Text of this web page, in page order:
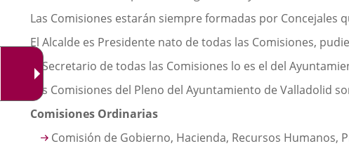
Las Comisiones estarán siempre formadas por
El Alcalde es Presidente nato de todas las Comisiones,
El Secretario de todas las Comisiones lo es el del
Las Comisiones del Pleno del Ayuntamiento de Valladolid
Comisiones Ordinarias
Comisión de Gobierno, Hacienda, Recursos Humanos,